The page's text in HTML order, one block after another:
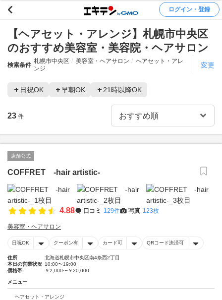
ログイン・登録
【ヘアセット・アレンジ】札幌市中央区
のおすすめ美容室・美容院・ヘアサロン
検索条件
札幌市中央区 美容室・ヘアサロン
ヘアセット・アレ
ンジ
変更
日祝OK 早朝OK 21時以降OK
23 件
店舗公式
COFFRET -hair artistic-
4.88 口コミ 129件 写真 123枚
美容室・ヘアサロン
日祝OK クーポン有 カード可 QRコード決済可
住所
北海道札幌市中央区南4条西2丁目
本日の営業状況 10:00〜19:00
価格帯
￥2,000〜￥20,000
メニュー
ヘアセット・アレンジ